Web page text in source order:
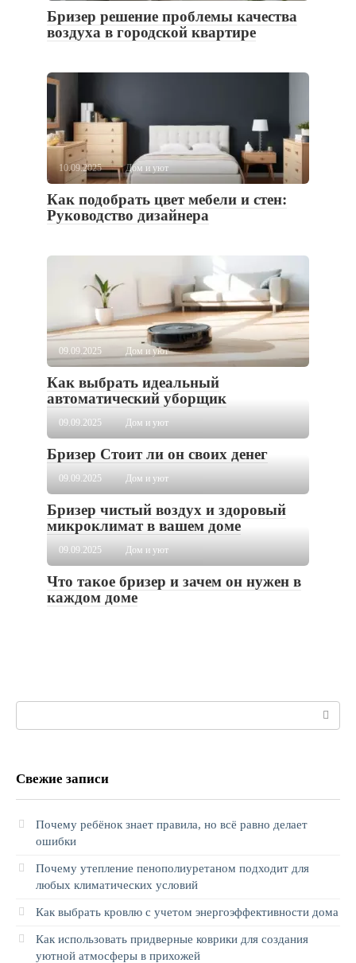
Бризер решение проблемы качества
воздуха в городской квартире
10.09.2025 Дом и уют
Как подобрать цвет мебели и стен:
Руководство дизайнера
09.09.2025 Дом и уют
Как выбрать идеальный
автоматический уборщик
09.09.2025 Дом и уют
Бризер Стоит ли он своих денег
09.09.2025 Дом и уют
Бризер чистый воздух и здоровый
микроклимат в вашем доме
09.09.2025 Дом и уют
Что такое бризер и зачем он нужен в
каждом доме
Свежие записи
Почему ребёнок знает правила, но всё равно делает
ошибки
Почему утепление пенополиуретаном подходит для
любых климатических условий
Как выбрать кровлю с учетом энергоэффективности дома
Как использовать придверные коврики для создания
уютной атмосферы в прихожей